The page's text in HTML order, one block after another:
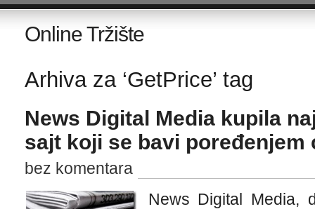
Online Tržište
Arhiva za ‘GetPrice’ tag
News Digital Media kupila
sajt koji se bavi poređenjem
bez komentara
News Digital Media,